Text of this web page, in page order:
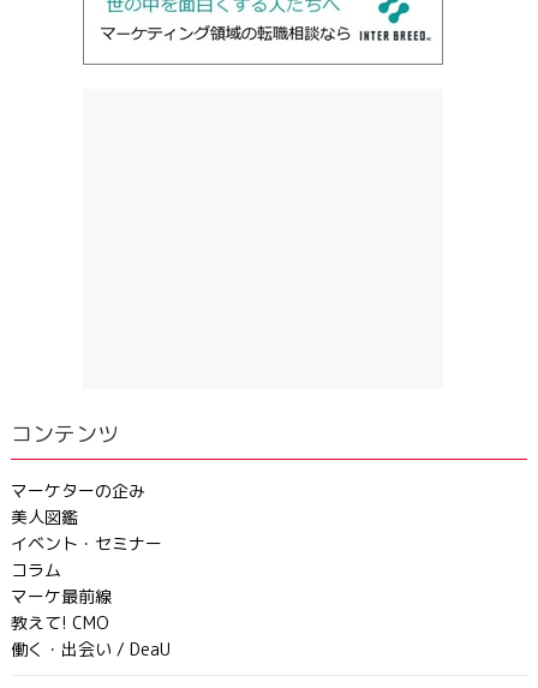
コンテンツ
マーケターの企み
美人図鑑
イベント・セミナー
コラム
マーケ最前線
教えて! CMO
働く・出会い / DeaU